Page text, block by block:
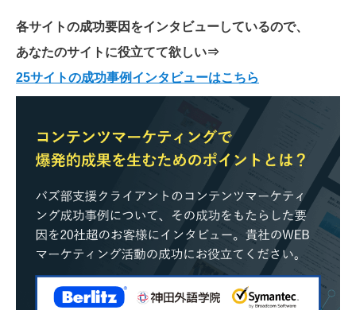
各サイトの成功要因をインタビューしているので、
あなたのサイトに役立てて欲しい⇒
25サイトの成功事例インタビューはこちら